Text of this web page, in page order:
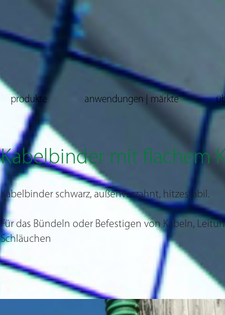
produkte anwendungen | märkte
Kabelbinder mit flachem
Kabelbinder schwarz, außenverzahnt, hitzestabil.
Für das Bündeln oder Befestigen von Kabeln,
Schläuchen